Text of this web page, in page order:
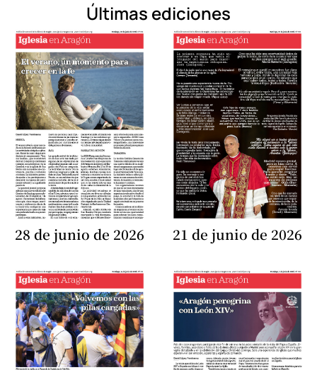
Últimas ediciones
28 de junio de 2026 21 de junio de 2026